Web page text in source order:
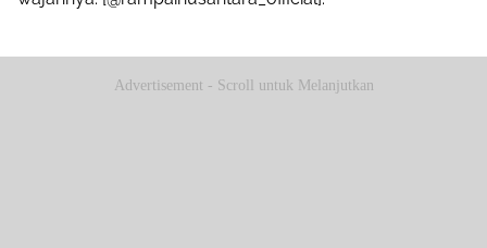
Advertisement - Scroll untuk Melanjutkan